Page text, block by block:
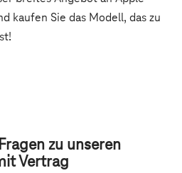
zu unseren
Vertrag